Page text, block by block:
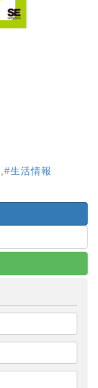
#生活情報